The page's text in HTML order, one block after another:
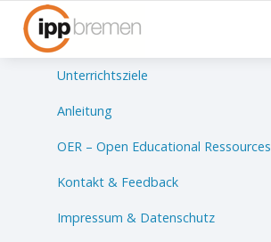
Lernsituationen
Unterrichtsziele
Anleitung
OER – Open Educational Ressources
Kontakt & Feedback
Impressum & Datenschutz